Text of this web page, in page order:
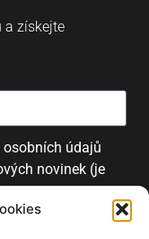
a získejte
údajů
novinek (je